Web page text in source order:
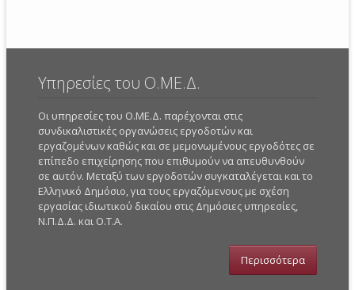
Υπηρεσίες του Ο.ΜΕ.Δ.
Οι υπηρεσίες του Ο.ΜΕ.Δ. παρέχονται στις
συνδικαλιστικές οργανώσεις εργοδοτών και
εργαζομένων καθώς και σε μεμονωμένους εργοδότες σε
επίπεδο επιχείρησης που επιθυμούν να απευθυνθούν
σε αυτόν. Μεταξύ των εργοδοτών συγκαταλέγεται και το
Ελληνικό Δημόσιο, για τους εργαζόμενους με σχέση
εργασίας ιδιωτικού δικαίου στις Δημόσιες υπηρεσίες,
Ν.Π.Δ.Δ. και Ο.Τ.Α.
Περισσότερα